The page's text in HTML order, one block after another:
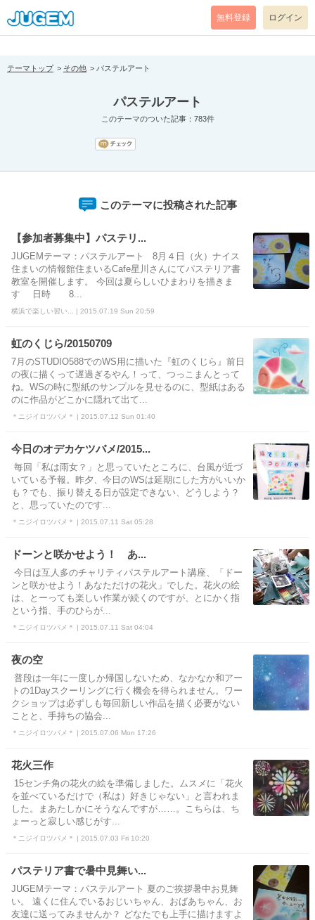
[pear_error: message="Success" code=0 mode=return level=notice
prefix="" info=""]
無料登録 ログイン
テーマトップ その他 パステルアート
パステルアート
このテーマのついた記事：783件
このテーマに投稿された記事
【参加者募集中】パステリ...
JUGEMテーマ：パステルアート 8月４日（火）ナイス
住まいの情報館住まいるCafe星川さんにてパステリア書
教室を開催します。 今回は夏らしいひまわりを描きま
す 日時 8...
横浜で楽しい習い... | 2015.07.19 Sun 20:59
虹のくじら/20150709
7月のSTUDIO588でのWS用に描いた『虹のくじら』前日
の夜に描くって遅過ぎるやん！って、つっこまんとって
ね。WSの時に型紙のサンプルを見せるのに、型紙はある
のに作品がどこかに隠れて出て...
＊ニジイロツバメ＊ | 2015.07.12 Sun 01:40
今日のオデカケツバメ/2015...
毎回「私は雨女？」と思っていたところに、台風が近づ
いている予報。昨夕、今日のWSは延期にした方がいいか
も？でも、振り替える日が設定できない、どうしよう？
と、思っていたのです...
＊ニジイロツバメ＊ | 2015.07.11 Sat 05:28
ドーンと咲かせよう！ あ...
今日は互人多のチャリティパステルアート講座、「ドー
ンと咲かせよう！あなただけの花火」でした。花火の絵
は、とーっても楽しい作業が続くのですが、とにかく指
という指、手のひらが...
＊ニジイロツバメ＊ | 2015.07.11 Sat 04:04
夜の空
普段は一年に一度しか帰国しないため、なかなか和アー
トの1Dayスクーリングに行く機会を得られません。ワー
クショップは必ずしも毎回新しい作品を描く必要がない
ことと、手持ちの協会...
＊ニジイロツバメ＊ | 2015.07.06 Mon 17:26
花火三作
15センチ角の花火の絵を準備しました。ムスメに「花火
を並べているだけで（私は）好きじゃない」と言われま
した。まあたしかにそうなんですが……。こちらは、ち
ょーっと寂しい感じがす...
＊ニジイロツバメ＊ | 2015.07.03 Fri 10:20
パステリア書で暑中見舞い...
JUGEMテーマ：パステルアート 夏のご挨拶暑中お見舞
い。 遠くに住んでいるおじいちゃん、おばあちゃん、お
友達に送ってみませんか？ どなたでも上手に描けますよ